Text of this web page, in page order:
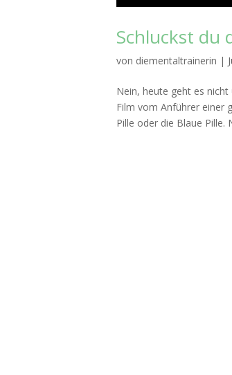
Schluckst du
von diementaltrainerin |
Nein, heute geht es
Film vom Anführer einer
Pille oder die Blaue Pille.